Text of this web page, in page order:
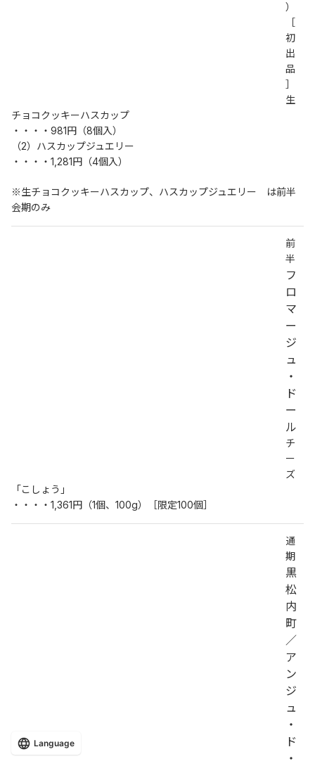
）
［
初
出
品
］
生
チョコクッキーハスカップ
・・・・981円（8個入）
（2）ハスカップジュエリー
・・・・1,281円（4個入）
※生チョコクッキーハスカップ、ハスカップジュエリー　は前半
会期のみ
前
半
フ
ロ
マ
ー
ジ
ュ
・
ド
ー
ル
チ
ー
ズ
「こしょう」
・・・・1,361円（1個、100g）［限定100個］
通
期
黒
松
内
町
／
ア
ン
ジ
ュ
・
ド
・
Language